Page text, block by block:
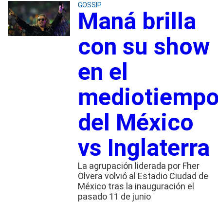
GOSSIP
Maná brilla
con su show
en el
del México
vs Inglaterra
La agrupación liderada por Fher
Olvera volvió al Estadio Ciudad de
México tras la inauguración el
pasado 11 de junio